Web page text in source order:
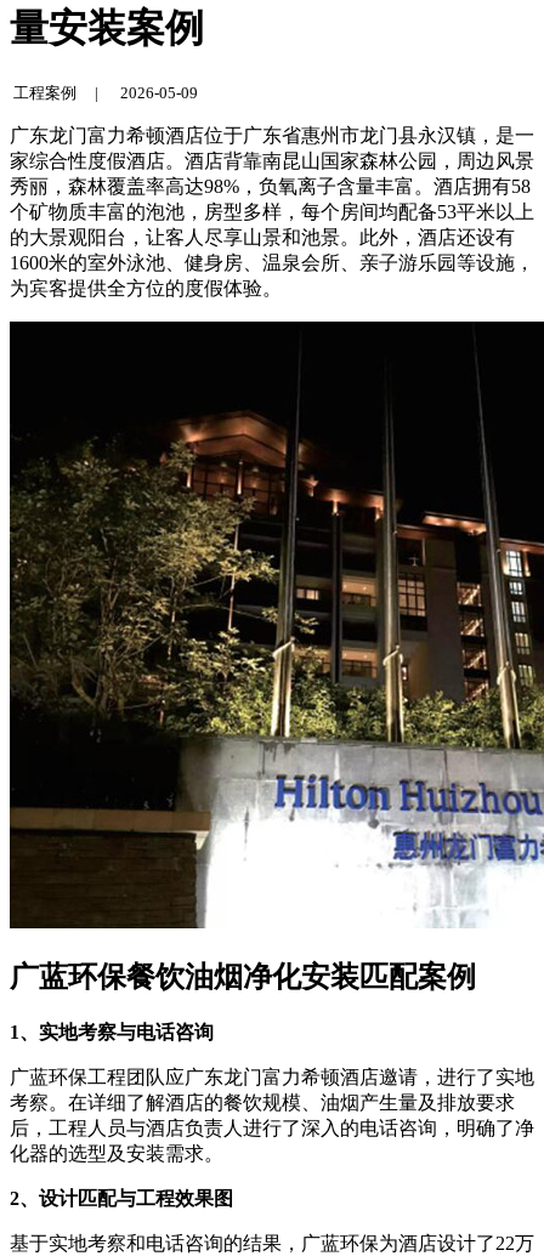
量安装案例
工程案例 | 2026-05-09
广东龙门富力希顿酒店位于广东省惠州市龙门县永汉镇，是一
家综合性度假酒店。酒店背靠南昆山国家森林公园，周边风景
秀丽，森林覆盖率高达98%，负氧离子含量丰富。酒店拥有58
个矿物质丰富的泡池，房型多样，每个房间均配备53平米以上
的大景观阳台，让客人尽享山景和池景。此外，酒店还设有
1600米的室外泳池、健身房、温泉会所、亲子游乐园等设施，
为宾客提供全方位的度假体验。
广蓝环保餐饮油烟净化安装匹配案例
1、实地考察与电话咨询
广蓝环保工程团队应广东龙门富力希顿酒店邀请，进行了实地
考察。在详细了解酒店的餐饮规模、油烟产生量及排放要求
后，工程人员与酒店负责人进行了深入的电话咨询，明确了净
化器的选型及安装需求。
2、设计匹配与工程效果图
基于实地考察和电话咨询的结果，广蓝环保为酒店设计了22万